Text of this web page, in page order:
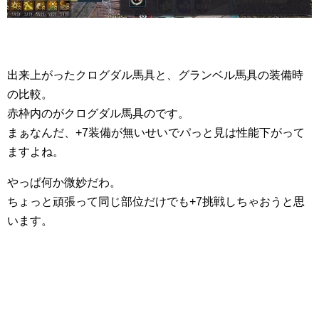
出来上がったクログダル馬具と、グランベル馬具の装備時
の比較。
赤枠内のがクログダル馬具のです。
まぁなんだ、+7装備が無いせいでパっと見は性能下がって
ますよね。
やっぱ何か微妙だわ。
ちょっと頑張って同じ部位だけでも+7挑戦しちゃおうと思
います。